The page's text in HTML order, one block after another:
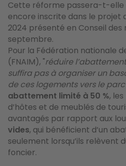
Cette réforme passera-t-elle
encore inscrite dans le projet
2024 présenté en Conseil des
septembre.
Pour la Fédération nationale
(FNAIM), "réduire l’abattement
suffira pas à organiser un
de ces logements vers le
abattement limité à 50 %,
d’hôtes et de meublés de
avantagés par rapport aux
vides, qui bénéficient d’un
seulement lorsqu’ils relèvent
foncier.